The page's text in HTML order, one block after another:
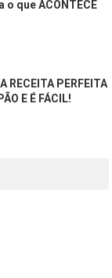
o que ACONTECE
RECEITA PERFEITA
E É FÁCIL!